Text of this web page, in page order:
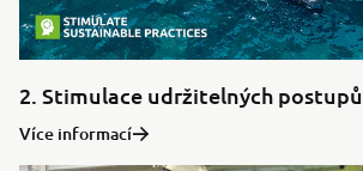
2. Stimulace udržitelných postupů
Více informací